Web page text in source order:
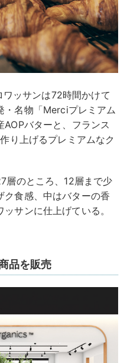
ッサンは72時間かけて
・名物「Merciプレミアム
バターと、フランス
り上げるプレミアムなク
層のところ、12層まで少
ク食感、中はバターの香
サンに仕上げている。
品を販売